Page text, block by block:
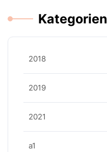
Kategorien
2018
2019
2021
a1